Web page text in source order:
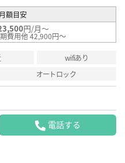
月額目安
円/月～
費用他 42,900円～
wifiあり
オートロック
電話する